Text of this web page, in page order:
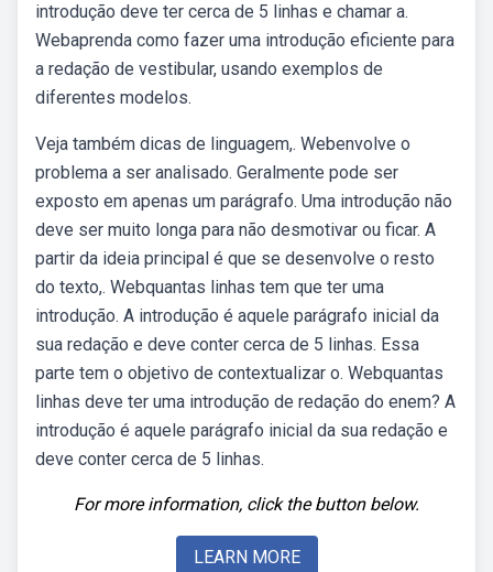
introdução deve ter cerca de 5 linhas e chamar a.
Webaprenda como fazer uma introdução eficiente para
a redação de vestibular, usando exemplos de
diferentes modelos.
Veja também dicas de linguagem,. Webenvolve o
problema a ser analisado. Geralmente pode ser
exposto em apenas um parágrafo. Uma introdução não
deve ser muito longa para não desmotivar ou ficar. A
partir da ideia principal é que se desenvolve o resto
do texto,. Webquantas linhas tem que ter uma
introdução. A introdução é aquele parágrafo inicial da
sua redação e deve conter cerca de 5 linhas. Essa
parte tem o objetivo de contextualizar o. Webquantas
linhas deve ter uma introdução de redação do enem? A
introdução é aquele parágrafo inicial da sua redação e
deve conter cerca de 5 linhas.
For more information, click the button below.
LEARN MORE